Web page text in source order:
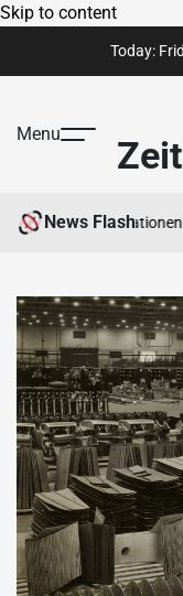
Skip to content
Today:
Menu
News Flash
Rechtsinformationen für